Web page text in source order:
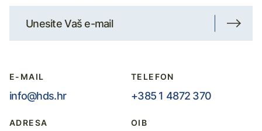
E-MAIL
info@hds.hr
TELEFON
+385 1 4872 370
ADRESA OIB